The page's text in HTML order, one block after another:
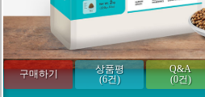
구매하기
상품평
(6건)
Q&A
(0건)